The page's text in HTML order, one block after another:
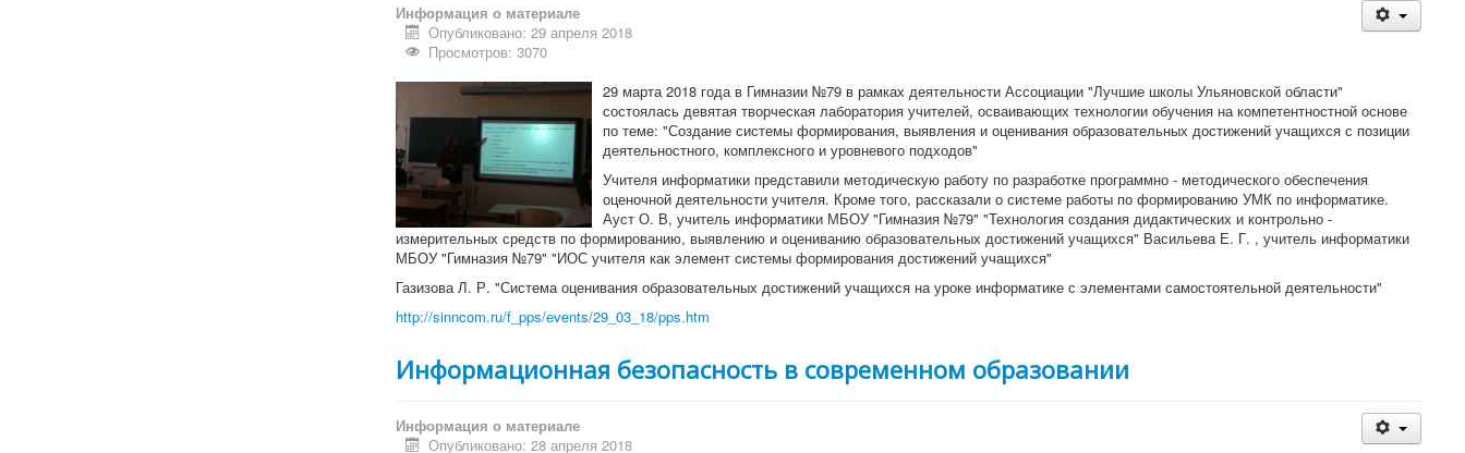
Информация о материале
Опубликовано: 29 апреля 2018
Просмотров: 3070
29 марта 2018 года в Гимназии №79 в рамках деятельности Ассоциации "Лучшие школы Ульяновской области"
состоялась девятая творческая лаборатория учителей, осваивающих технологии обучения на компетентностной основе
по теме: "Создание системы формирования, выявления и оценивания образовательных достижений учащихся с позиции
деятельностного, комплексного и уровневого подходов"
Учителя информатики представили методическую работу по разработке программно - методического обеспечения
оценочной деятельности учителя. Кроме того, рассказали о системе работы по формированию УМК по информатике.
Ауст О. В, учитель информатики МБОУ "Гимназия №79" "Технология создания дидактических и контрольно -
измерительных средств по формированию, выявлению и оцениванию образовательных достижений учащихся" Васильева Е. Г. , учитель информатики
МБОУ "Гимназия №79" "ИОС учителя как элемент системы формирования достижений учащихся"
Газизова Л. Р. "Система оценивания образовательных достижений учащихся на уроке информатике с элементами самостоятельной деятельности"
http://sinncom.ru/f_pps/events/29_03_18/pps.htm
Информационная безопасность в современном образовании
Информация о материале
Опубликовано: 28 апреля 2018